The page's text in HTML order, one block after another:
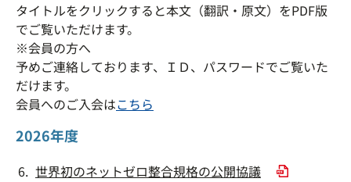
タイトルをクリックすると本文（翻訳・原文）をPDF版
でご覧いただけます。
※会員の方へ
予めご連絡しております、ＩＤ、パスワードでご覧いた
だけます。
会員へのご入会はこちら
2026年度
世界初のネットゼロ整合規格の公開協議